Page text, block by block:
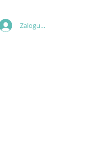
Zaloguj się